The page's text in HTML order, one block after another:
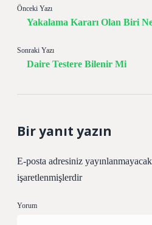
Önceki Yazı
Yakalama Kararı Olan Biri
Sonraki Yazı
Daire Testere Bilenir Mi
Bir yanıt yazın
E-posta adresiniz
işaretlenmişlerdir
Yorum